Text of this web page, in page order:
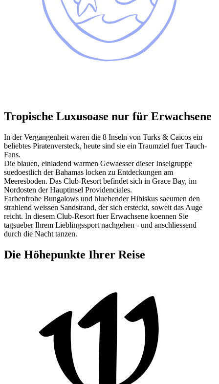
Tropische Luxusoase nur für Erwachsene
In der Vergangenheit waren die 8 Inseln von Turks & Caicos ein
beliebtes Piratenversteck, heute sind sie ein Traumziel fuer Tauch-
Fans.
Die blauen, einladend warmen Gewaesser dieser Inselgruppe
suedoestlich der Bahamas locken zu Entdeckungen am
Meeresboden. Das Club-Resort befindet sich in Grace Bay, im
Nordosten der Hauptinsel Providenciales.
Farbenfrohe Bungalows und bluehender Hibiskus saeumen den
strahlend weissen Sandstrand, der sich ersteckt, soweit das Auge
reicht. In diesem Club-Resort fuer Erwachsene koennen Sie
tagsueber Ihrem Lieblingssport nachgehen - und anschliessend
durch die Nacht tanzen.
Die Höhepunkte Ihrer Reise